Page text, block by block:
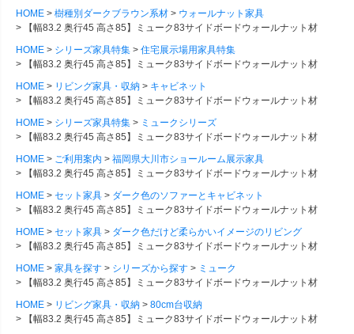
HOME 樹種別ダークブラウン系材
ウォールナット家具
【幅83.2 奥行45 高さ85】ミューク83サイドボードウォールナット材
HOME
シリーズ家具特集
住宅展示場用家具特集
【幅83.2 奥行45 高さ85】ミューク83サイドボードウォールナット材
HOME
リビング家具・収納
キャビネット
【幅83.2 奥行45 高さ85】ミューク83サイドボードウォールナット材
HOME
シリーズ家具特集
ミュークシリーズ
【幅83.2 奥行45 高さ85】ミューク83サイドボードウォールナット材
HOME
ご利用案内
福岡県大川市ショールーム展示家具
【幅83.2 奥行45 高さ85】ミューク83サイドボードウォールナット材
HOME
セット家具
ダーク色のソファーとキャビネット
【幅83.2 奥行45 高さ85】ミューク83サイドボードウォールナット材
HOME
セット家具
ダーク色だけど柔らかいイメージのリビング
【幅83.2 奥行45 高さ85】ミューク83サイドボードウォールナット材
HOME
家具を探す シリーズから探す
ミューク
【幅83.2 奥行45 高さ85】ミューク83サイドボードウォールナット材
HOME
リビング家具・収納
80cm台収納
【幅83.2 奥行45 高さ85】ミューク83サイドボードウォールナット材